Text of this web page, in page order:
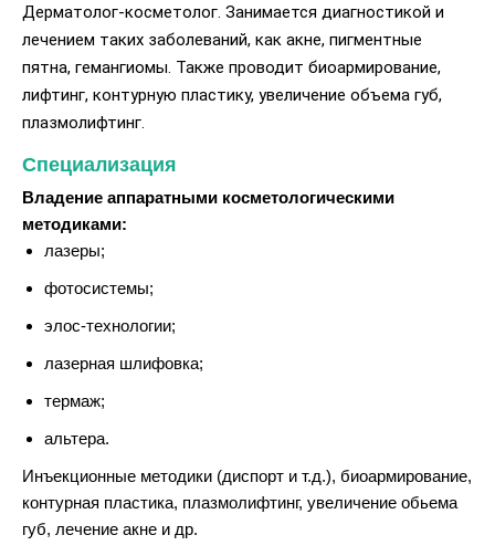
Дерматолог-косметолог. Занимается диагностикой и
лечением таких заболеваний, как акне, пигментные
пятна, гемангиомы. Также проводит биоармирование,
лифтинг, контурную пластику, увеличение объема губ,
плазмолифтинг.
Специализация
Владение аппаратными косметологическими
методиками:
лазеры;
фотосистемы;
элос-технологии;
лазерная шлифовка;
термаж;
альтера.
Инъекционные методики (диспорт и т.д.), биоармирование,
контурная пластика, плазмолифтинг, увеличение обьема
губ, лечение акне и др.